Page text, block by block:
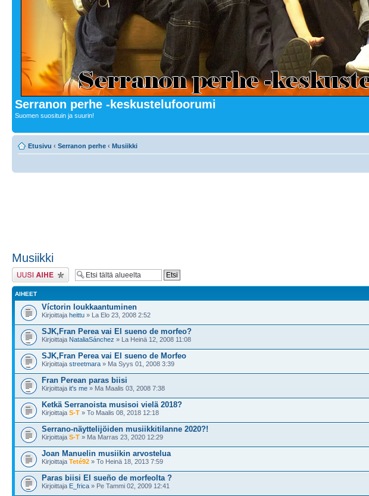
Serranon perhe -keskustelufoorumi
Suomen suosituin ja suurin!
Etusivu ‹ Serranon perhe ‹ Musiikki
Musiikki
Lähetä uusi viesti
AIHEET
Víctorin loukkaantuminen
Kirjoittaja heittu » La Elo 23, 2008 2:52
SJK,Fran Perea vai El sueno de morfeo?
Kirjoittaja NataliaSánchez » La Heinä 12, 2008 11:08
SJK,Fran Perea vai El sueno de Morfeo
Kirjoittaja streetmara » Ma Syys 01, 2008 3:39
Fran Perean paras biisi
Kirjoittaja it's me » Ma Maalis 03, 2008 7:38
Ketkä Serranoista musisoi vielä 2018?
Kirjoittaja S-T » To Maalis 08, 2018 12:18
Serrano-näyttelijöiden musiikkitilanne 2020?!
Kirjoittaja S-T » Ma Marras 23, 2020 12:29
Joan Manuelin musiikin arvostelua
Kirjoittaja Teté92 » To Heinä 18, 2013 7:59
Paras biisi El sueño de morfeolta ?
Kirjoittaja E_frica » Pe Tammi 02, 2009 12:41